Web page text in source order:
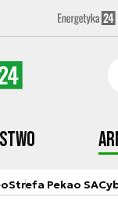
Strefa Pekao SA